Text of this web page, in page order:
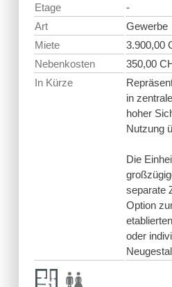
Etage
-
Art
Gewerbe
Miete
3.900,00
Nebenkosten
350,00
In Kürze
in
hoher
Nutzung
Die
separate
Option
oder